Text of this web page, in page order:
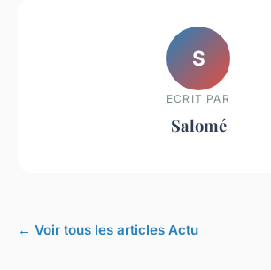
S
ECRIT PAR
Salomé
← Voir tous les articles Actu